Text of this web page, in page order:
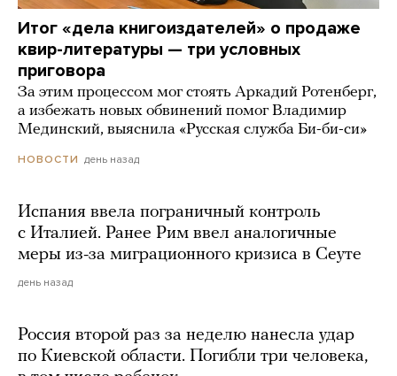
Итог «дела книгоиздателей» о продаже
квир-литературы — три условных
приговора
За этим процессом мог стоять Аркадий Ротенберг,
а избежать новых обвинений помог Владимир
Мединский, выяснила «Русская служба Би-би-си»
НОВОСТИ день назад
Испания ввела пограничный контроль
с Италией. Ранее Рим ввел аналогичные
меры из-за миграционного кризиса в Сеуте
день назад
Россия второй раз за неделю нанесла удар
по Киевской области. Погибли три человека,